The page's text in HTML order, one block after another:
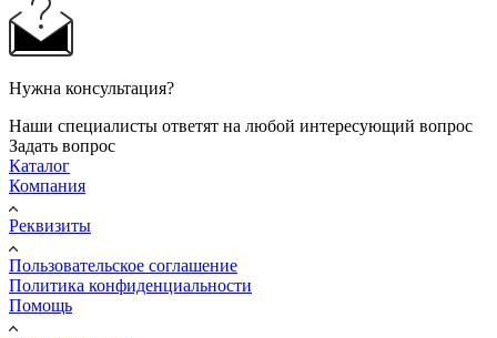
Нужна консультация?
Наши специалисты ответят на любой интересующий вопрос
Задать вопрос
Каталог
Компания
Реквизиты
Пользовательское соглашение
Политика конфиденциальности
Помощь